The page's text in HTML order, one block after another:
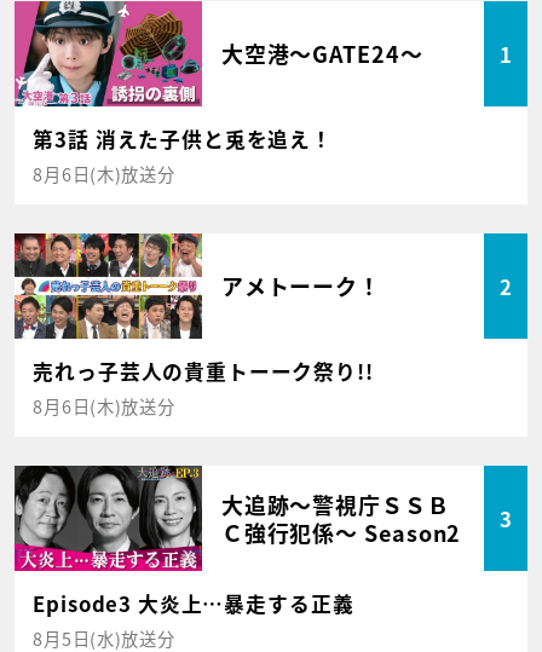
大空港～GATE24～ 1
第3話 消えた子供と兎を追え！
8月6日(木)放送分
アメトーーク！ 2
売れっ子芸人の貴重トーーク祭り!!
8月6日(木)放送分
大追跡～警視庁ＳＳＢ
Ｃ強行犯係～ Season2
3
Episode3 大炎上…暴走する正義
8月5日(水)放送分